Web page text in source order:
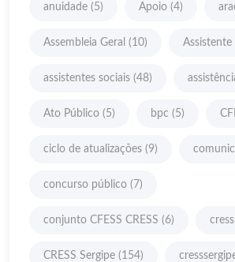
anuidade (5) Apoio (4)
Assembleia Geral (10) Assistente
assistentes sociais (48)
Ato Público (5) bpc (5)
ciclo de atualizações (9)
concurso público (7)
conjunto CFESS CRESS (6) cress
CRESS Sergipe (154)